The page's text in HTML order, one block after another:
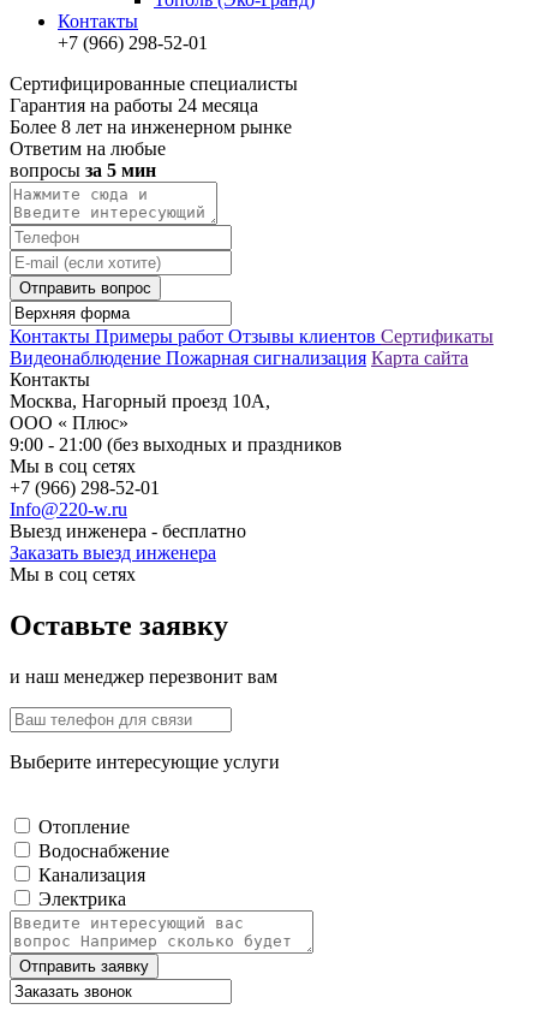
Контакты
+7 (966) 298-52-01
Сертифицированные специалисты
Гарантия на работы 24 месяца
Более 8 лет на инженерном рынке
Ответим на любые
вопросы за 5 мин
Отправить вопрос
Контакты Примеры работ Отзывы клиентов Сертификаты
Видеонаблюдение Пожарная сигнализация Карта сайта
Контакты
Москва, Нагорный проезд 10А,
ООО « Плюс»
9:00 - 21:00 (без выходных и праздников
Мы в соц сетях
+7 (966) 298-52-01
Info@220-w.ru
Выезд инженера - бесплатно
Заказать выезд инженера
Мы в соц сетях
Оставьте заявку
и наш менеджер перезвонит вам
Выберите интересующие услуги
Отопление
Водоснабжение
Канализация
Электрика
Отправить заявку